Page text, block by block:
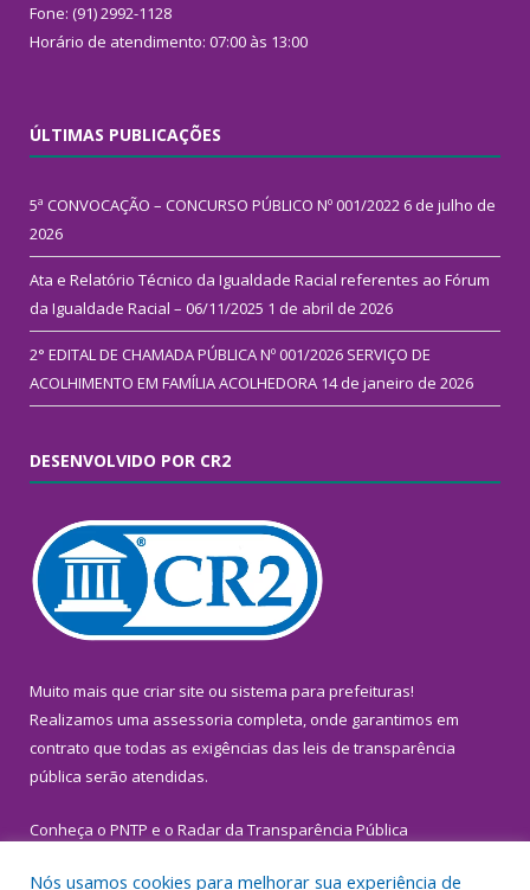
Fone: (91) 2992-1128
Horário de atendimento: 07:00 às 13:00
ÚLTIMAS PUBLICAÇÕES
5ª CONVOCAÇÃO – CONCURSO PÚBLICO Nº 001/2022 6 de julho de
2026
Ata e Relatório Técnico da Igualdade Racial referentes ao Fórum
da Igualdade Racial – 06/11/2025 1 de abril de 2026
2° EDITAL DE CHAMADA PÚBLICA Nº 001/2026 SERVIÇO DE
ACOLHIMENTO EM FAMÍLIA ACOLHEDORA 14 de janeiro de 2026
DESENVOLVIDO POR CR2
Muito mais que criar site ou sistema para prefeituras!
Realizamos uma assessoria completa, onde garantimos em
contrato que todas as exigências das leis de transparência
pública serão atendidas.
Conheça o PNTP e o Radar da Transparência Pública
Nós usamos cookies para melhorar sua experiência de